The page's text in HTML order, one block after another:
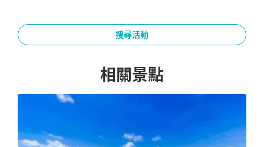
搜尋活動
相關景點